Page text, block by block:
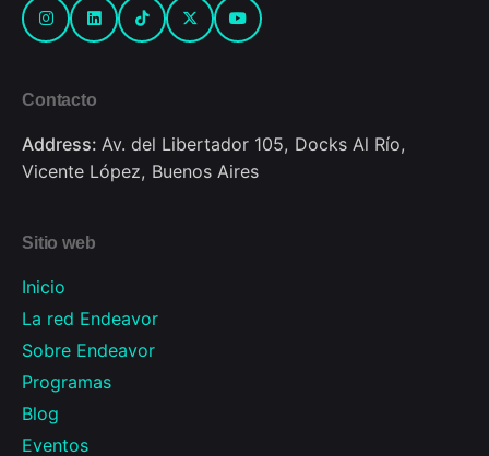
Contacto
Address: Av. del Libertador 105, Docks Al Río,
Vicente López, Buenos Aires
Sitio web
Inicio
La red Endeavor
Sobre Endeavor
Programas
Blog
Eventos